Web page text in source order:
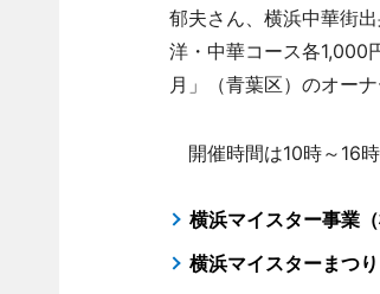
郁夫さん、横浜中華街
洋・中華コース各1,000
月」（青葉区）のオー
開催時間は10時～16
横浜マイスター事業
横浜マイスターまつり